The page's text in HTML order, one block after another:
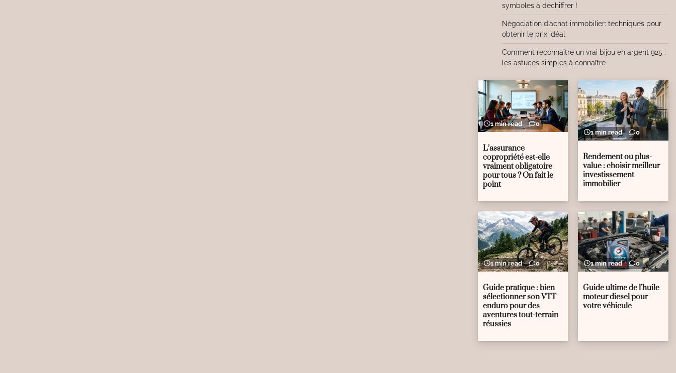
symboles à déchiffrer !
Négociation d’achat immobilier: techniques pour
obtenir le prix idéal
Comment reconnaître un vrai bijou en argent 925 :
les astuces simples à connaître
1 min read 0
L’assurance
copropriété est-elle
vraiment obligatoire
pour tous ? On fait le
point
1 min read 0
Rendement ou plus-
value : choisir meilleur
investissement
immobilier
1 min read 0
Guide pratique : bien
sélectionner son VTT
enduro pour des
aventures tout-terrain
réussies
1 min read 0
Guide ultime de l’huile
moteur diesel pour
votre véhicule